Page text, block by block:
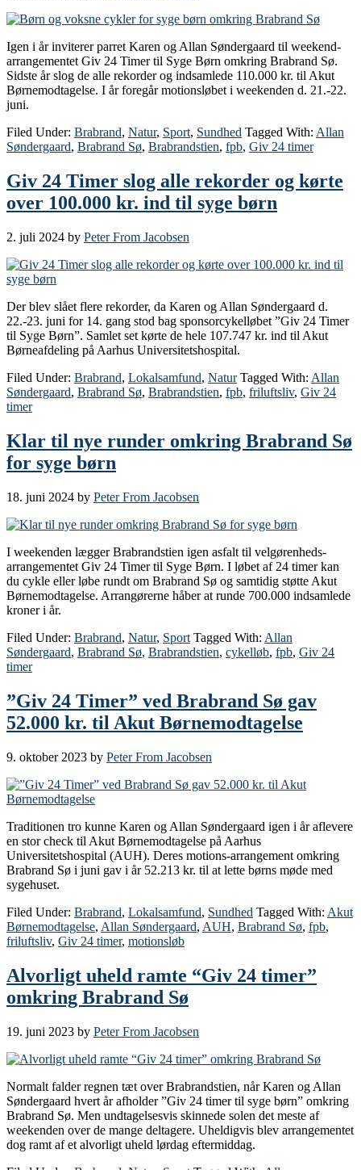
Igen i år inviterer parret Karen og Allan Søndergaard til weekend-
arrangementet Giv 24 Timer til Syge Børn omkring Brabrand Sø.
Sidste år slog de alle rekorder og indsamlede 110.000 kr. til Akut
Børnemodtagelse. I år foregår motionsløbet i weekenden d. 21.-22.
juni.
Filed Under: Brabrand, Natur, Sport, Sundhed Tagged With: Allan
Søndergaard, Brabrand Sø, Brabrandstien, fpb, Giv 24 timer
Giv 24 Timer slog alle rekorder og kørte
over 100.000 kr. ind til syge børn
2. juli 2024 by Peter From Jacobsen
Der blev slået flere rekorder, da Karen og Allan Søndergaard d.
22.-23. juni for 14. gang stod bag sponsorcykelløbet ”Giv 24 Timer
til Syge Børn”. Samlet set kørte de hele 107.747 kr. ind til Akut
Børneafdeling på Aarhus Universitetshospital.
Filed Under: Brabrand, Lokalsamfund, Natur Tagged With: Allan
Søndergaard, Brabrand Sø, Brabrandstien, fpb, friluftsliv, Giv 24
timer
Klar til nye runder omkring Brabrand Sø
for syge børn
18. juni 2024 by Peter From Jacobsen
I weekenden lægger Brabrandstien igen asfalt til velgørenheds-
arrangementet Giv 24 Timer til Syge Børn. I løbet af 24 timer kan
du cykle eller løbe rundt om Brabrand Sø og samtidig støtte Akut
Børnemodtagelse. Arrangørerne håber at runde 700.000 indsamlede
kroner i år.
Filed Under: Brabrand, Natur, Sport Tagged With: Allan
Søndergaard, Brabrand Sø, Brabrandstien, cykelløb, fpb, Giv 24
timer
”Giv 24 Timer” ved Brabrand Sø gav
52.000 kr. til Akut Børnemodtagelse
9. oktober 2023 by Peter From Jacobsen
Traditionen tro kunne Karen og Allan Søndergaard igen i år aflevere
en stor check til Akut Børnemodtagelse på Aarhus
Universitetshospital (AUH). Deres motions-arrangement omkring
Brabrand Sø i juni gav i år 52.213 kr. til at lette børns møde med
sygehuset.
Filed Under: Brabrand, Lokalsamfund, Sundhed Tagged With: Akut
Børnemodtagelse, Allan Søndergaard, AUH, Brabrand Sø, fpb,
friluftsliv, Giv 24 timer, motionsløb
Alvorligt uheld ramte “Giv 24 timer”
omkring Brabrand Sø
19. juni 2023 by Peter From Jacobsen
Normalt falder regnen tæt over Brabrandstien, når Karen og Allan
Søndergaard hvert år afholder ”Giv 24 timer til syge børn” omkring
Brabrand Sø. Men undtagelsesvis skinnede solen det meste af
weekenden over de mange deltagere. Uheldigvis blev arrangementet
dog ramt af et alvorligt uheld lørdag eftermiddag.